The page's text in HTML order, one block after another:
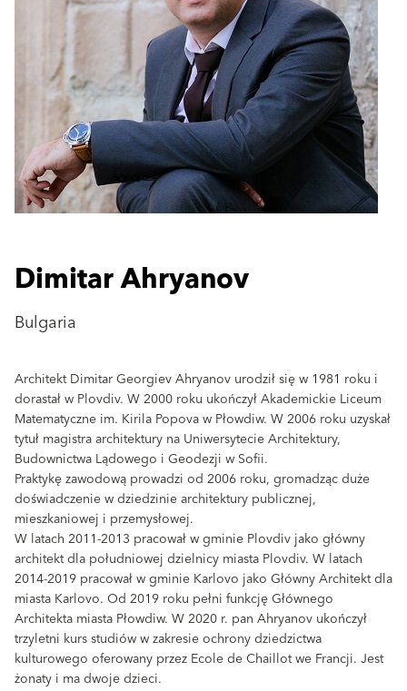
Dimitar Ahryanov
Bulgaria
Architekt Dimitar Georgiev Ahryanov urodził się w 1981 roku i
dorastał w Plovdiv. W 2000 roku ukończył Akademickie Liceum
Matematyczne im. Kirila Popova w Płowdiw. W 2006 roku uzyskał
tytuł magistra architektury na Uniwersytecie Architektury,
Budownictwa Lądowego i Geodezji w Sofii.
Praktykę zawodową prowadzi od 2006 roku, gromadząc duże
doświadczenie w dziedzinie architektury publicznej,
mieszkaniowej i przemysłowej.
W latach 2011-2013 pracował w gminie Plovdiv jako główny
architekt dla południowej dzielnicy miasta Plovdiv. W latach
2014-2019 pracował w gminie Karlovo jako Główny Architekt dla
miasta Karlovo. Od 2019 roku pełni funkcję Głównego
Architekta miasta Płowdiw. W 2020 r. pan Ahryanov ukończył
trzyletni kurs studiów w zakresie ochrony dziedzictwa
kulturowego oferowany przez Ecole de Chaillot we Francji. Jest
żonaty i ma dwoje dzieci.